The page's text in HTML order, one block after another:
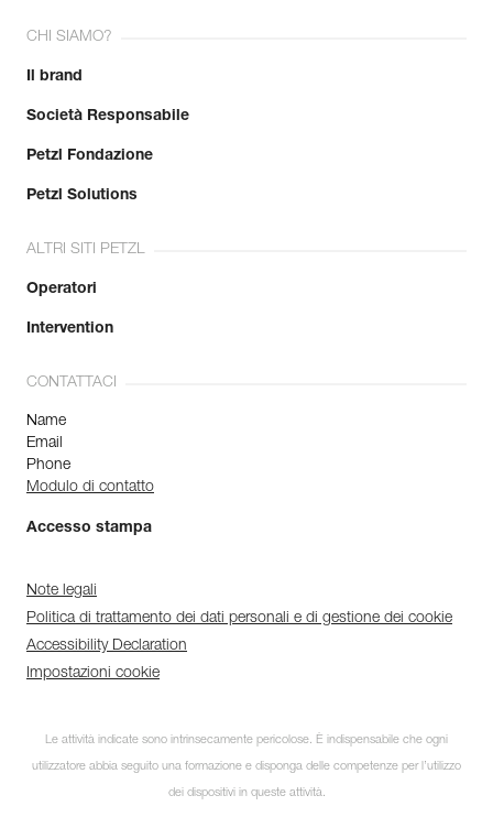
CHI SIAMO?
Il brand
Società Responsabile
Petzl Fondazione
Petzl Solutions
ALTRI SITI PETZL
Operatori
Intervention
CONTATTACI
Name
Email
Phone
Modulo di contatto
Accesso stampa
Note legali
Politica di trattamento dei dati personali e di gestione dei cookie
Accessibility Declaration
Impostazioni cookie
Le attività indicate sono intrinsecamente pericolose. È indispensabile che ogni
utilizzatore abbia seguito una formazione e disponga delle competenze per l’utilizzo
dei dispositivi in queste attività.